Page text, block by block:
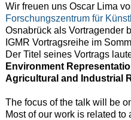
Wir freuen uns Oscar Lima
Forschungszentrum für
Osnabrück als Vortragender
IGMR Vortragsreihe im
Der Titel seines Vortrags
Environment
Agricultural and Industrial
The focus of the talk will be
Most of our work is related to